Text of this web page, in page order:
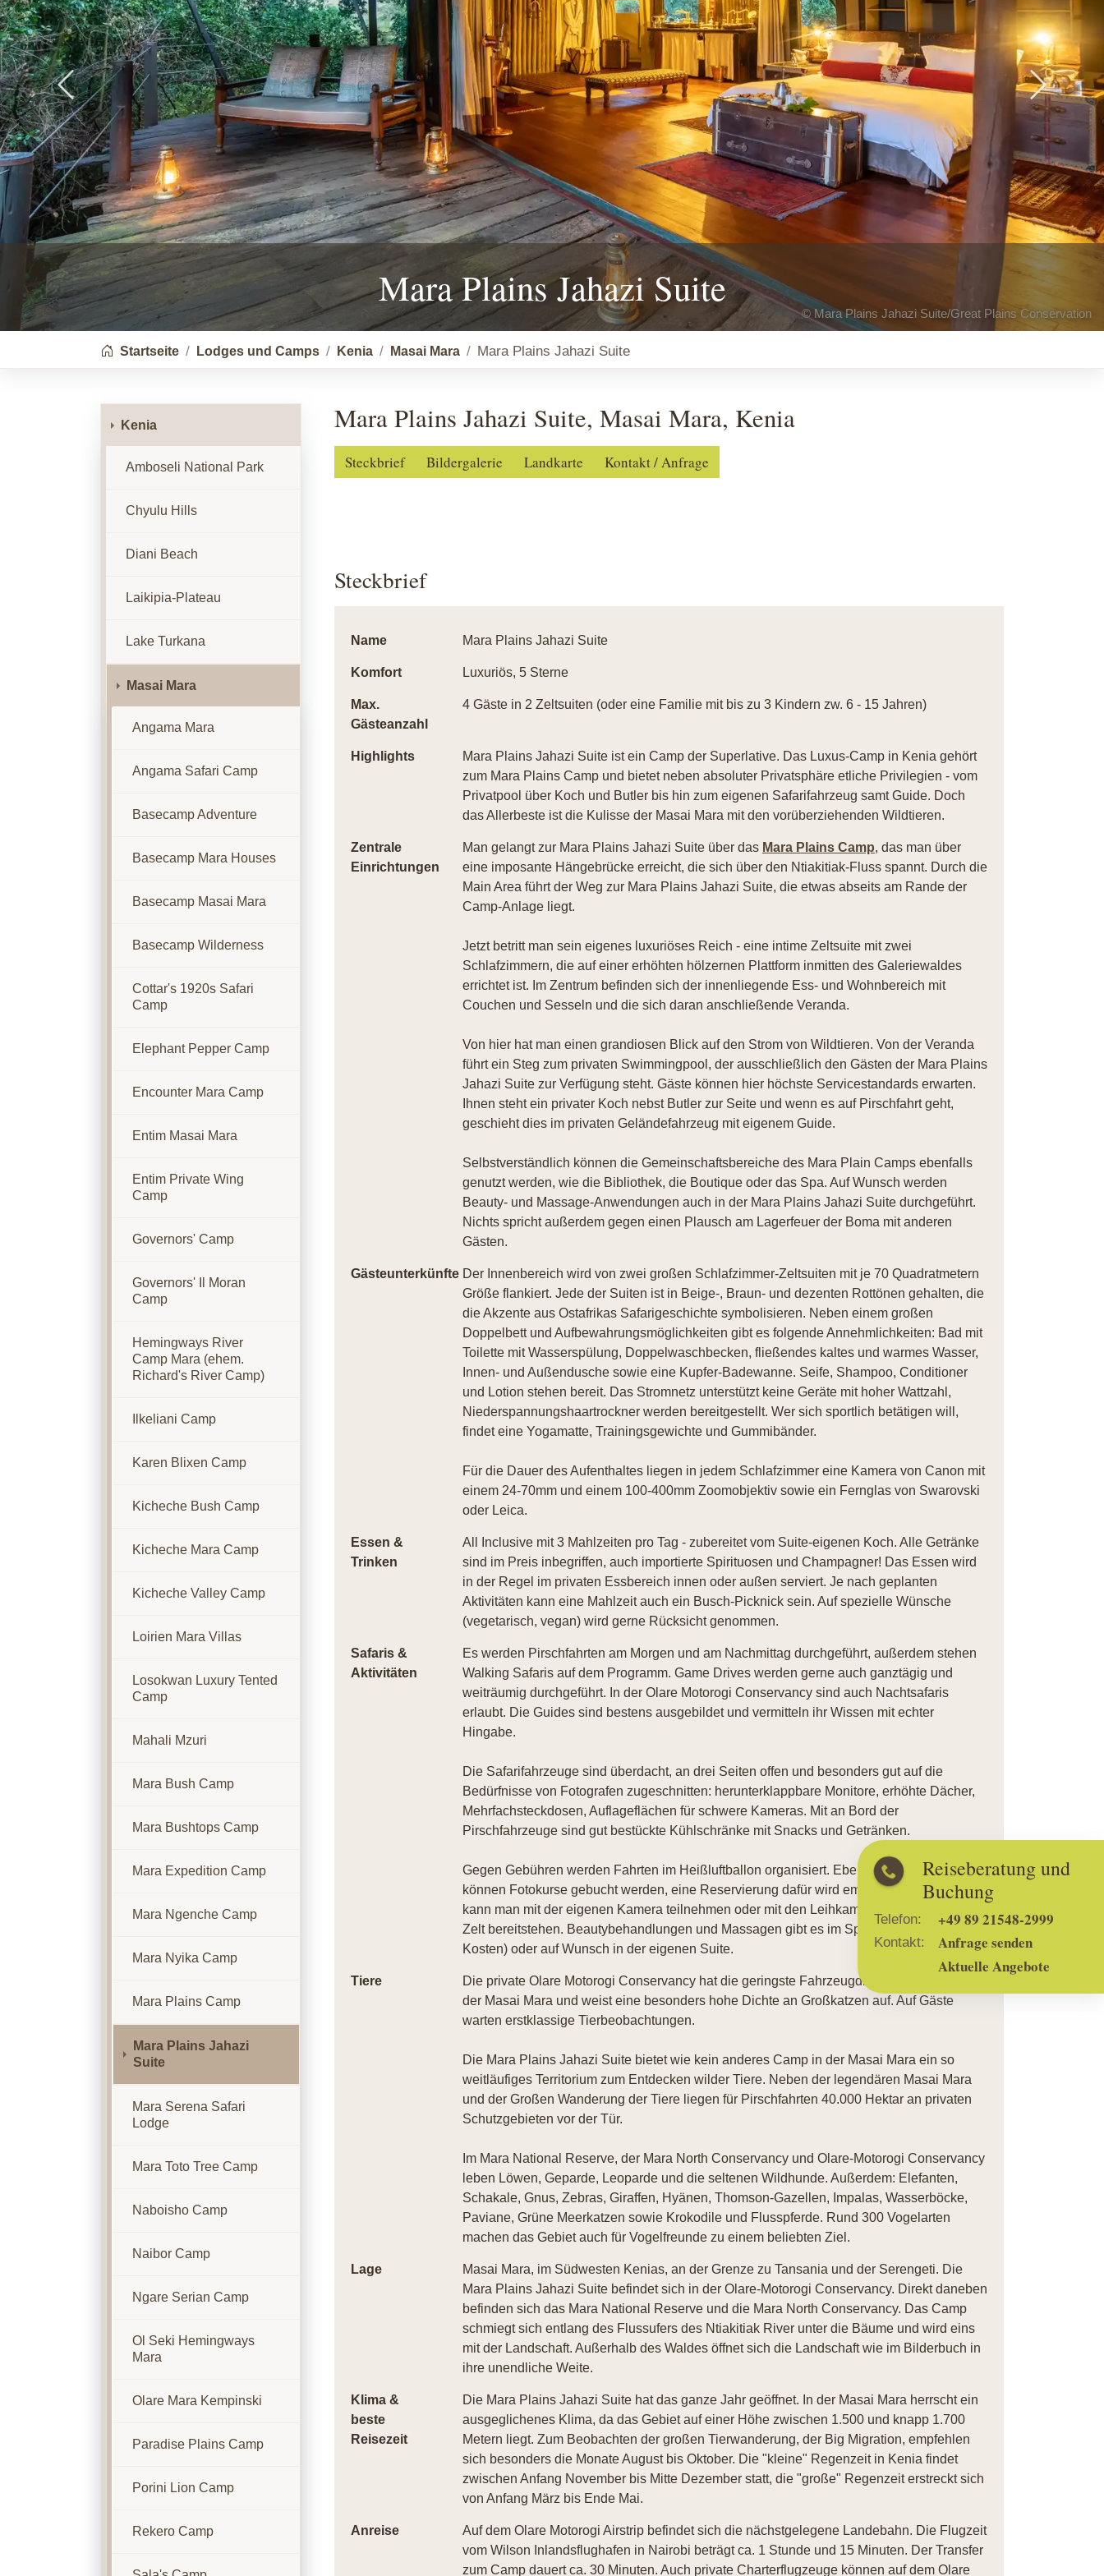
Reiseberatung und
Buchung
Telefon: +49 89 21548-2999
Kontakt:
Anfrage senden
Aktuelle Angebote
Mara Plains Jahazi Suite
© Mara Plains Jahazi Suite/Great Plains Conservation
Previous Next
You are here:
Startseite Lodges und Camps Kenia Masai Mara Mara Plains Jahazi Suite
Mara Plains Jahazi Suite, Masai Mara, Kenia
Steckbrief Bildergalerie Landkarte Kontakt / Anfrage
Steckbrief
Name Mara Plains Jahazi Suite
Komfort Luxuriös, 5 Sterne
Max.
Gästeanzahl
4 Gäste in 2 Zeltsuiten (oder eine Familie mit bis zu 3 Kindern zw. 6 - 15 Jahren)
Highlights
Mara Plains Jahazi Suite ist ein Camp der Superlative. Das Luxus-Camp in Kenia gehört
zum Mara Plains Camp und bietet neben absoluter Privatsphäre etliche Privilegien - vom
Privatpool über Koch und Butler bis hin zum eigenen Safarifahrzeug samt Guide. Doch
das Allerbeste ist die Kulisse der Masai Mara mit den vorüberziehenden Wildtieren.
Zentrale
Einrichtungen
Man gelangt zur Mara Plains Jahazi Suite über das Mara Plains Camp, das man über
eine imposante Hängebrücke erreicht, die sich über den Ntiakitiak-Fluss spannt. Durch die
Main Area führt der Weg zur Mara Plains Jahazi Suite, die etwas abseits am Rande der
Camp-Anlage liegt.
Jetzt betritt man sein eigenes luxuriöses Reich - eine intime Zeltsuite mit zwei
Schlafzimmern, die auf einer erhöhten hölzernen Plattform inmitten des Galeriewaldes
errichtet ist. Im Zentrum befinden sich der innenliegende Ess- und Wohnbereich mit
Couchen und Sesseln und die sich daran anschließende Veranda.
Von hier hat man einen grandiosen Blick auf den Strom von Wildtieren. Von der Veranda
führt ein Steg zum privaten Swimmingpool, der ausschließlich den Gästen der Mara Plains
Jahazi Suite zur Verfügung steht. Gäste können hier höchste Servicestandards erwarten.
Ihnen steht ein privater Koch nebst Butler zur Seite und wenn es auf Pirschfahrt geht,
geschieht dies im privaten Geländefahrzeug mit eigenem Guide.
Selbstverständlich können die Gemeinschaftsbereiche des Mara Plain Camps ebenfalls
genutzt werden, wie die Bibliothek, die Boutique oder das Spa. Auf Wunsch werden
Beauty- und Massage-Anwendungen auch in der Mara Plains Jahazi Suite durchgeführt.
Nichts spricht außerdem gegen einen Plausch am Lagerfeuer der Boma mit anderen
Gästen.
Gästeunterkünfte Der Innenbereich wird von zwei großen Schlafzimmer-Zeltsuiten mit je 70 Quadratmetern
Größe flankiert. Jede der Suiten ist in Beige-, Braun- und dezenten Rottönen gehalten, die
die Akzente aus Ostafrikas Safarigeschichte symbolisieren. Neben einem großen
Doppelbett und Aufbewahrungsmöglichkeiten gibt es folgende Annehmlichkeiten: Bad mit
Toilette mit Wasserspülung, Doppelwaschbecken, fließendes kaltes und warmes Wasser,
Innen- und Außendusche sowie eine Kupfer-Badewanne. Seife, Shampoo, Conditioner
und Lotion stehen bereit. Das Stromnetz unterstützt keine Geräte mit hoher Wattzahl,
Niederspannungshaartrockner werden bereitgestellt. Wer sich sportlich betätigen will,
findet eine Yogamatte, Trainingsgewichte und Gummibänder.
Für die Dauer des Aufenthaltes liegen in jedem Schlafzimmer eine Kamera von Canon mit
einem 24-70mm und einem 100-400mm Zoomobjektiv sowie ein Fernglas von Swarovski
oder Leica.
Essen &
Trinken
All Inclusive mit 3 Mahlzeiten pro Tag - zubereitet vom Suite-eigenen Koch. Alle Getränke
sind im Preis inbegriffen, auch importierte Spirituosen und Champagner! Das Essen wird
in der Regel im privaten Essbereich innen oder außen serviert. Je nach geplanten
Aktivitäten kann eine Mahlzeit auch ein Busch-Picknick sein. Auf spezielle Wünsche
(vegetarisch, vegan) wird gerne Rücksicht genommen.
Safaris &
Aktivitäten
Es werden Pirschfahrten am Morgen und am Nachmittag durchgeführt, außerdem stehen
Walking Safaris auf dem Programm. Game Drives werden gerne auch ganztägig und
weiträumig durchgeführt. In der Olare Motorogi Conservancy sind auch Nachtsafaris
erlaubt. Die Guides sind bestens ausgebildet und vermitteln ihr Wissen mit echter
Hingabe.
Die Safarifahrzeuge sind überdacht, an drei Seiten offen und besonders gut auf die
Bedürfnisse von Fotografen zugeschnitten: herunterklappbare Monitore, erhöhte Dächer,
Mehrfachsteckdosen, Auflageflächen für schwere Kameras. Mit an Bord der
Pirschfahrzeuge sind gut bestückte Kühlschränke mit Snacks und Getränken.
Gegen Gebühren werden Fahrten im Heißluftballon organisiert. Ebenfalls gegen Aufpreis
können Fotokurse gebucht werden, eine Reservierung dafür wird empfohlen. Am Kurs
kann man mit der eigenen Kamera teilnehmen oder mit den Leihkameras, die in jedem
Zelt bereitstehen. Beautybehandlungen und Massagen gibt es im Spa (zusätzliche
Kosten) oder auf Wunsch in der eigenen Suite.
Tiere
Die private Olare Motorogi Conservancy hat die geringste Fahrzeugdichte in der Region
der Masai Mara und weist eine besonders hohe Dichte an Großkatzen auf. Auf Gäste
warten erstklassige Tierbeobachtungen.
Die Mara Plains Jahazi Suite bietet wie kein anderes Camp in der Masai Mara ein so
weitläufiges Territorium zum Entdecken wilder Tiere. Neben der legendären Masai Mara
und der Großen Wanderung der Tiere liegen für Pirschfahrten 40.000 Hektar an privaten
Schutzgebieten vor der Tür.
Im Mara National Reserve, der Mara North Conservancy und Olare-Motorogi Conservancy
leben Löwen, Geparde, Leoparde und die seltenen Wildhunde. Außerdem: Elefanten,
Schakale, Gnus, Zebras, Giraffen, Hyänen, Thomson-Gazellen, Impalas, Wasserböcke,
Paviane, Grüne Meerkatzen sowie Krokodile und Flusspferde. Rund 300 Vogelarten
machen das Gebiet auch für Vogelfreunde zu einem beliebten Ziel.
Lage
Masai Mara, im Südwesten Kenias, an der Grenze zu Tansania und der Serengeti. Die
Mara Plains Jahazi Suite befindet sich in der Olare-Motorogi Conservancy. Direkt daneben
befinden sich das Mara National Reserve und die Mara North Conservancy. Das Camp
schmiegt sich entlang des Flussufers des Ntiakitiak River unter die Bäume und wird eins
mit der Landschaft. Außerhalb des Waldes öffnet sich die Landschaft wie im Bilderbuch in
ihre unendliche Weite.
Klima &
beste
Reisezeit
Die Mara Plains Jahazi Suite hat das ganze Jahr geöffnet. In der Masai Mara herrscht ein
ausgeglichenes Klima, da das Gebiet auf einer Höhe zwischen 1.500 und knapp 1.700
Metern liegt. Zum Beobachten der großen Tierwanderung, der Big Migration, empfehlen
sich besonders die Monate August bis Oktober. Die "kleine" Regenzeit in Kenia findet
zwischen Anfang November bis Mitte Dezember statt, die "große" Regenzeit erstreckt sich
von Anfang März bis Ende Mai.
Anreise
Auf dem Olare Motorogi Airstrip befindet sich die nächstgelegene Landebahn. Die Flugzeit
vom Wilson Inlandsflughafen in Nairobi beträgt ca. 1 Stunde und 15 Minuten. Der Transfer
zum Camp dauert ca. 30 Minuten. Auch private Charterflugzeuge können auf dem Olare
Kenia
Amboseli National Park
Chyulu Hills
Diani Beach
Laikipia-Plateau
Lake Turkana
Masai Mara
Angama Mara
Angama Safari Camp
Basecamp Adventure
Basecamp Mara Houses
Basecamp Masai Mara
Basecamp Wilderness
Cottar's 1920s Safari
Camp
Elephant Pepper Camp
Encounter Mara Camp
Entim Masai Mara
Entim Private Wing
Camp
Governors' Camp
Governors' Il Moran
Camp
Hemingways River
Camp Mara (ehem.
Richard's River Camp)
Ilkeliani Camp
Karen Blixen Camp
Kicheche Bush Camp
Kicheche Mara Camp
Kicheche Valley Camp
Loirien Mara Villas
Losokwan Luxury Tented
Camp
Mahali Mzuri
Mara Bush Camp
Mara Bushtops Camp
Mara Expedition Camp
Mara Ngenche Camp
Mara Nyika Camp
Mara Plains Camp
Mara Plains Jahazi
Suite
Mara Serena Safari
Lodge
Mara Toto Tree Camp
Naboisho Camp
Naibor Camp
Ngare Serian Camp
Ol Seki Hemingways
Mara
Olare Mara Kempinski
Paradise Plains Camp
Porini Lion Camp
Rekero Camp